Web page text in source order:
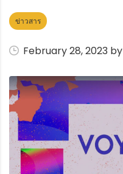
ข่าวสาร
February 28, 2023 by